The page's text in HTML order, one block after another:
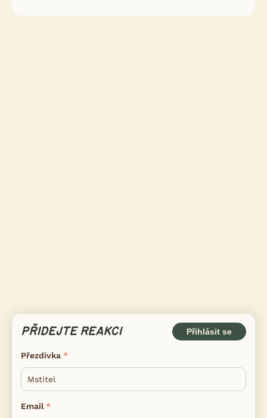
PŘIDEJTE REAKCI Přihlásit se
Přezdívka
Email